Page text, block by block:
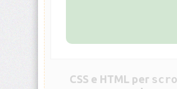
size
border
border-
block
CSS e HTML per